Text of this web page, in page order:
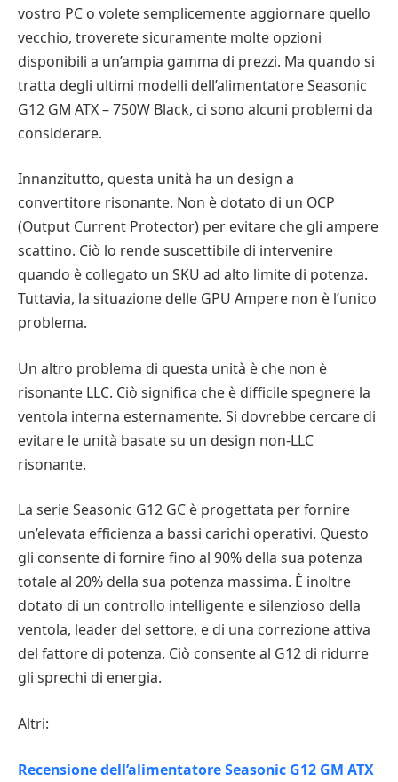
vostro PC o volete semplicemente aggiornare quello
vecchio, troverete sicuramente molte opzioni
disponibili a un’ampia gamma di prezzi. Ma quando si
tratta degli ultimi modelli dell’alimentatore Seasonic
G12 GM ATX – 750W Black, ci sono alcuni problemi da
considerare.
Innanzitutto, questa unità ha un design a
convertitore risonante. Non è dotato di un OCP
(Output Current Protector) per evitare che gli ampere
scattino. Ciò lo rende suscettibile di intervenire
quando è collegato un SKU ad alto limite di potenza.
Tuttavia, la situazione delle GPU Ampere non è l’unico
problema.
Un altro problema di questa unità è che non è
risonante LLC. Ciò significa che è difficile spegnere la
ventola interna esternamente. Si dovrebbe cercare di
evitare le unità basate su un design non-LLC
risonante.
La serie Seasonic G12 GC è progettata per fornire
un’elevata efficienza a bassi carichi operativi. Questo
gli consente di fornire fino al 90% della sua potenza
totale al 20% della sua potenza massima. È inoltre
dotato di un controllo intelligente e silenzioso della
ventola, leader del settore, e di una correzione attiva
del fattore di potenza. Ciò consente al G12 di ridurre
gli sprechi di energia.
Altri:
Recensione dell’alimentatore Seasonic G12 GM ATX